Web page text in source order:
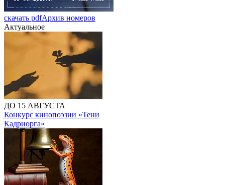
скачать pdfАрхив номеров
Актуальное
ДО 15 АВГУСТА
Конкурс кинопоэзии «Тени
Кадриорга»